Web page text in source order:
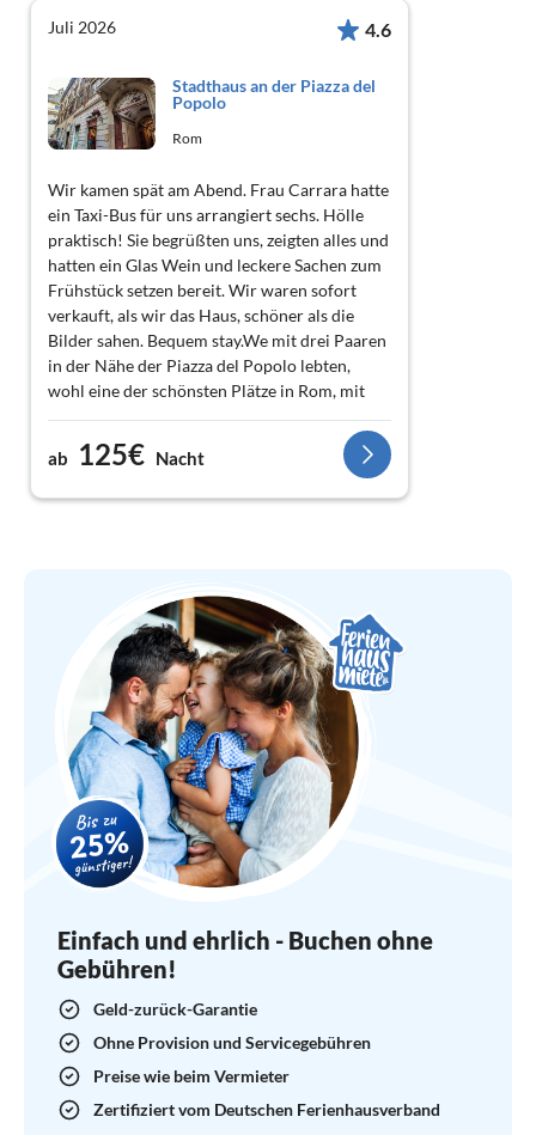
Juli 2026 4.6
Stadthaus an der Piazza del
Popolo
Rom
Wir kamen spät am Abend. Frau Carrara hatte
ein Taxi-Bus für uns arrangiert sechs. Hölle
praktisch! Sie begrüßten uns, zeigten alles und
hatten ein Glas Wein und leckere Sachen zum
Frühstück setzen bereit. Wir waren sofort
verkauft, als wir das Haus, schöner als die
Bilder sahen. Bequem stay.We mit drei Paaren
in der Nähe der Piazza del Popolo lebten,
wohl eine der schönsten Plätze in Rom, mit
allen Highlights der Stadt zu Fuß erreichbar.
ab 125€ Nacht
Einfach und ehrlich - Buchen ohne
Gebühren!
Geld-zurück-Garantie
Ohne Provision und Servicegebühren
Preise wie beim Vermieter
Zertifiziert vom Deutschen Ferienhausverband